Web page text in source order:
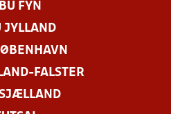
FYN
JYLLAND
FALSTER